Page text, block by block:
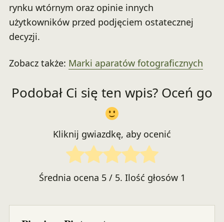
rynku wtórnym oraz opinie innych
użytkowników przed podjęciem ostatecznej
decyzji.
Zobacz także: Marki aparatów fotograficznych
Podobał Ci się ten wpis? Oceń go
Kliknij gwiazdkę, aby ocenić
Średnia ocena 5/ 5. Ilość głosów 1